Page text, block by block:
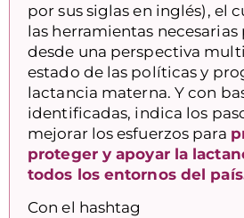
por sus siglas en inglés), el
las herramientas necesarias
desde una perspectiva
estado de las políticas y
lactancia materna. Y con
identificadas, indica los
mejorar los esfuerzos para
proteger y apoyar la
todos los entornos del
Con el hashtag